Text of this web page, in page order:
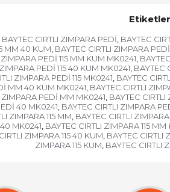
Etiketler
BAYTEC CIRTLI ZIMPARA PEDİ, BAYTEC
MM 40 KUM, BAYTEC CIRTLI ZIMPARA
PEDİ 115 MM KUM MK0241,
PEDİ 115 40 KUM MK0241, BAYTEC
ZIMPARA PEDİ 115 MK0241, BAYTEC
MM 40 KUM MK0241, BAYTEC CIRTLI
ZIMPARA PEDİ MM MK0241, BAYTEC
40 MK0241, BAYTEC CIRTLI ZIMPARA
ZIMPARA 115 MM, BAYTEC CIRTLI
MK0241, BAYTEC CIRTLI ZIMPARA 115 MM
ZIMPARA 115 40 KUM, BAYTEC CIRTLI
ZIMPARA 115 KUM, BAYTEC CIRTLI